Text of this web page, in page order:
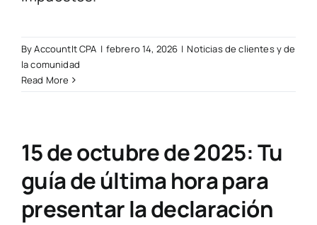
ByAccountIt CPA | febrero 14, 2026 | Noticias de clientes y de
la comunidad
Read More
15 de octubre de 2025: Tu
guía de última hora para
presentar la declaración